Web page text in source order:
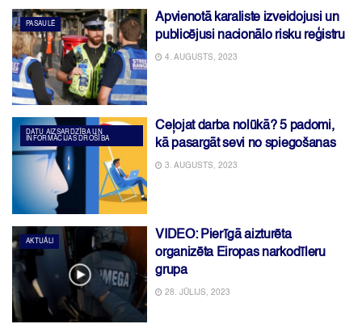
PASAULĒ
Apvienotā karaliste izveidojusi un
publicējusi nacionālo risku reģistru
4. AUGUSTS, 2023
DATU AIZSARDZĪBA UN
INFORMĀCIJAS DROŠĪBA
Ceļojat darba nolūkā? 5 padomi,
kā pasargāt sevi no spiegošanas
3. AUGUSTS, 2023
AKTUĀLI
VIDEO: Pierīgā aizturēta
organizēta Eiropas narkodīleru
grupa
28. JŪLIJS, 2023